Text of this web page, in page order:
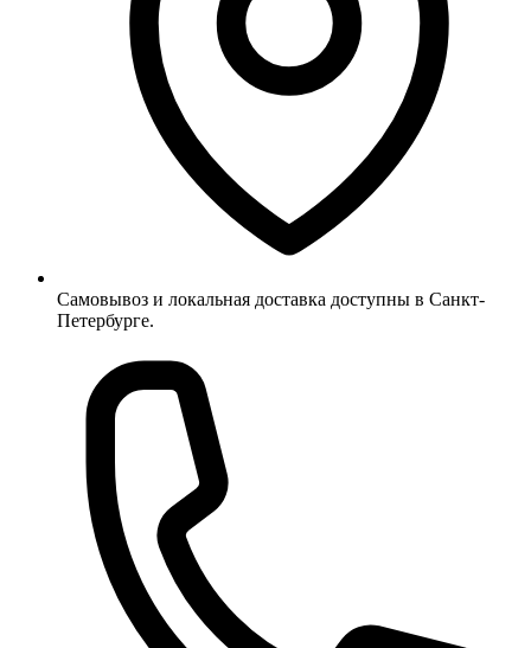
Самовывоз и локальная доставка доступны в Санкт-
Петербурге.